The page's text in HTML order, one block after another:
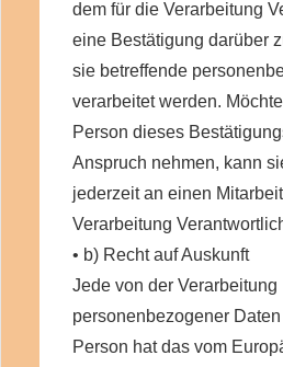
dem für die Verarbeitung
eine Bestätigung darüber
sie betreffende
verarbeitet werden.
Person dieses
Anspruch nehmen, kann
jederzeit an einen
Verarbeitung
• b) Recht auf Auskunft
Jede von der Verarbeitung
personenbezogener
Person hat das vom